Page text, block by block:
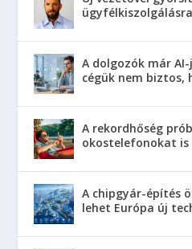
A dolgozók már
cégük nem biztos,
A rekordhőség
okostelefonokat is
A chipgyár-építés
lehet Európa új